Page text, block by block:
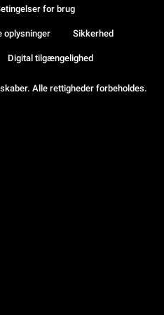
Alle rettigheder forbeholdes.
for brug
oplysninger Sikkerhed
Digital tilgængelighed